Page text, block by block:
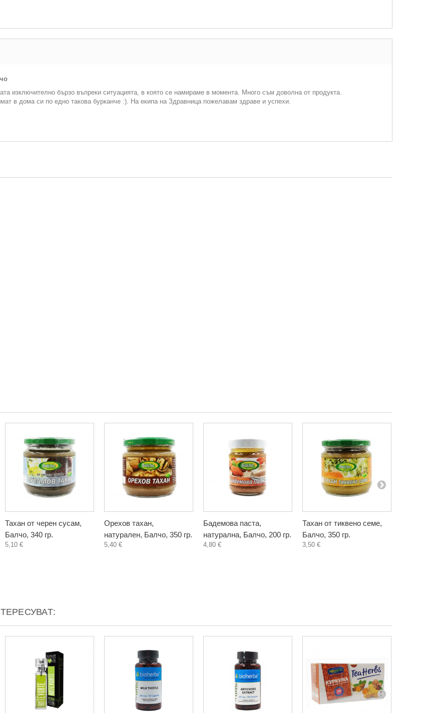
изключително бързо въпреки ситуацията, в която се намираме в момента. Много съм доволна от продукта.
в дома си по едно такова бурканче :). На екипа на Здравница пожелавам здраве и успехи.
Тахан от черен сусам,
Балчо, 340 гр.
5,10 €
Орехов тахан,
натурален, Балчо, 350 гр.
5,40 €
Бадемова паста,
натурална, Балчо, 200 гр.
4,80 €
Тахан от тиквено семе,
Балчо, 350 гр.
3,50 €